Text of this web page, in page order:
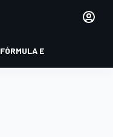
FÓRMULA E